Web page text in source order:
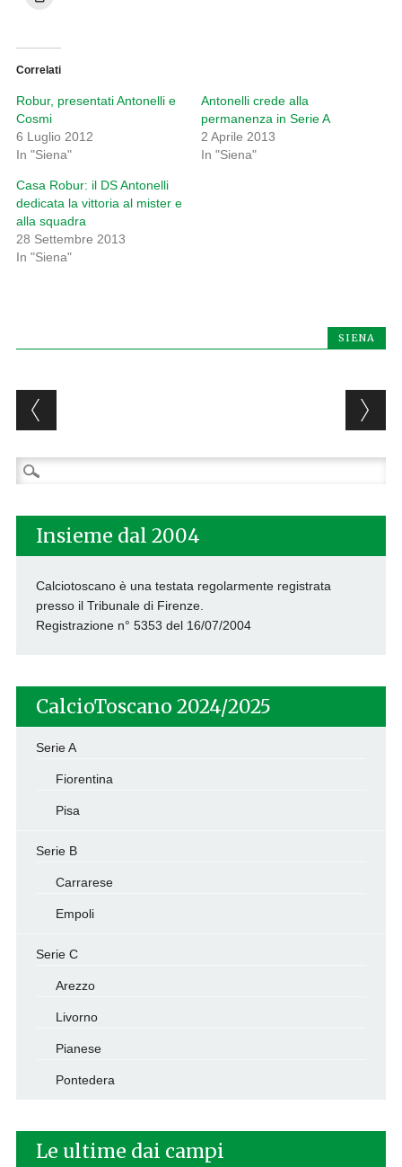
Correlati
Robur, presentati Antonelli e
Cosmi
6 Luglio 2012
In "Siena"
Antonelli crede alla
permanenza in Serie A
2 Aprile 2013
In "Siena"
Casa Robur: il DS Antonelli
dedicata la vittoria al mister e
alla squadra
28 Settembre 2013
In "Siena"
SIENA
Post navigation
Ricerca
per:
Insieme dal 2004
Calciotoscano è una testata regolarmente registrata
presso il Tribunale di Firenze.
Registrazione n° 5353 del 16/07/2004
CalcioToscano 2024/2025
Serie A
Fiorentina
Pisa
Serie B
Carrarese
Empoli
Serie C
Arezzo
Livorno
Pianese
Pontedera
Le ultime dai campi